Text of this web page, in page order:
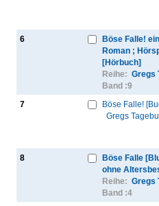
6
Böse Falle!
Roman ;
[Hörbuch]
Reihe: Gregs
Band :9
7
Böse Falle!
Gregs
8
Böse Falle
ohne
Reihe: Gregs
Band :4